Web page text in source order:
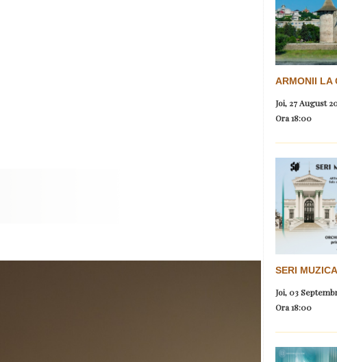
ARMONII LA
Joi, 27 August
Ora18:00
SERI
Joi, 03
Ora18:00